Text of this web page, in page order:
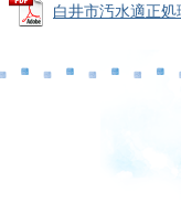
白井市汚水適正